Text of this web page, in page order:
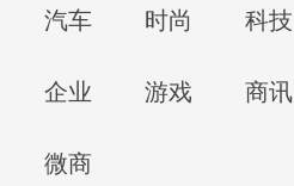
汽车 时尚 科技
企业 游戏 商讯
微商